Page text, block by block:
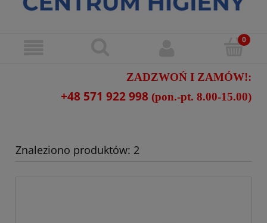
ZADZWOŃ I ZAMÓW!:
+48 571 922 998 (pon.-pt. 8.00-15.00)
Znaleziono produktów: 2